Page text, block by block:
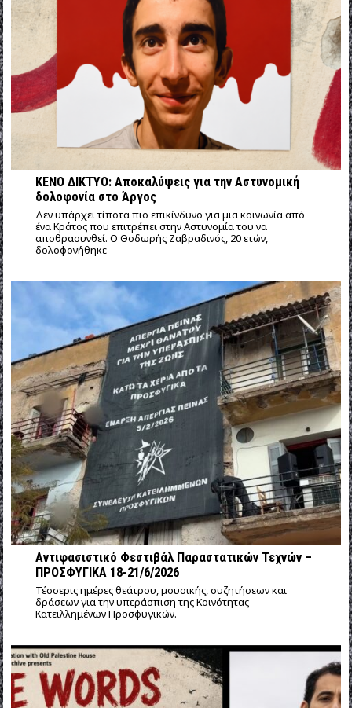
ΚΕΝΟ ΔΙΚΤΥΟ: Αποκαλύψεις για την Αστυνομική
δολοφονία στο Άργος
Δεν υπάρχει τίποτα πιο επικίνδυνο για μια κοινωνία από
ένα Κράτος που επιτρέπει στην Αστυνομία του να
αποθρασυνθεί. Ο Θοδωρής Ζαβραδινός, 20 ετών,
δολοφονήθηκε
Αντιφασιστικό Φεστιβάλ Παραστατικών Τεχνών –
ΠΡΟΣΦΥΓΙΚΑ 18-21/6/2026
Τέσσερις ημέρες θεάτρου, μουσικής, συζητήσεων και
δράσεων για την υπεράσπιση της Κοινότητας
Κατειλλημένων Προσφυγικών.